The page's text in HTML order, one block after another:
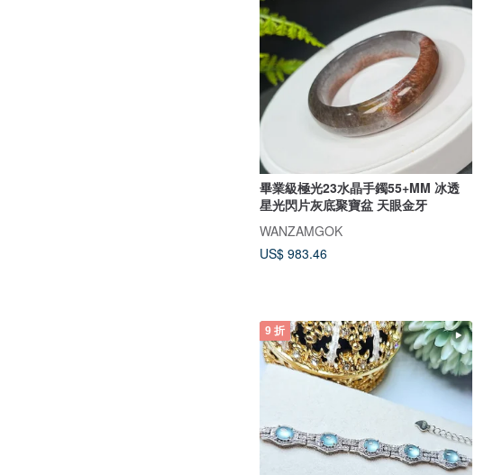
畢業級極光23水晶手鐲55+MM 冰透
星光閃片灰底聚寶盆 天眼金牙
WANZAMGOK
US$ 983.46
9 折